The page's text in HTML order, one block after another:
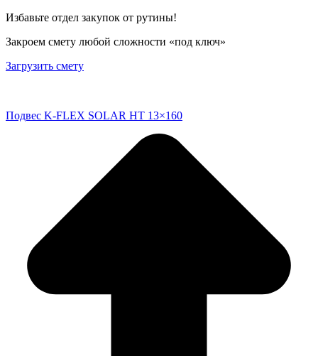
Избавьте отдел закупок от рутины!
Закроем смету любой сложности «под ключ»
Загрузить смету
Подвес K-FLEX SOLAR HT 13×160